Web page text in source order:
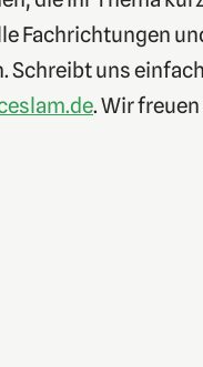
Fachrichtungen
Schreibt uns
. Wir